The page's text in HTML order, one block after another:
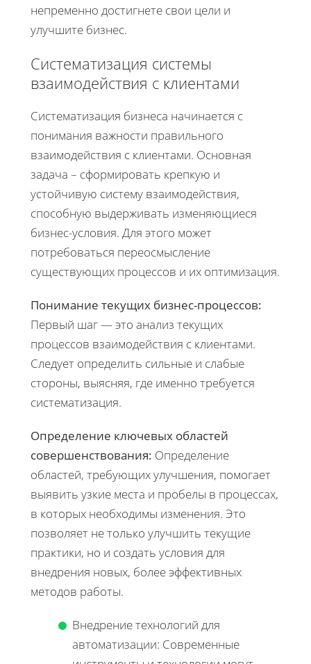
непременно достигнете свои цели и
улучшите бизнес.
Систематизация системы
взаимодействия с клиентами
Систематизация бизнеса начинается с
понимания важности правильного
взаимодействия с клиентами. Основная
задача – сформировать крепкую и
устойчивую систему взаимодействия,
способную выдерживать изменяющиеся
бизнес-условия. Для этого может
потребоваться переосмысление
существующих процессов и их оптимизация.
Понимание текущих бизнес-процессов:
Первый шаг — это анализ текущих
процессов взаимодействия с клиентами.
Следует определить сильные и слабые
стороны, выясняя, где именно требуется
систематизация.
Определение ключевых областей
совершенствования: Определение
областей, требующих улучшения, помогает
выявить узкие места и пробелы в процессах,
в которых необходимы изменения. Это
позволяет не только улучшить текущие
практики, но и создать условия для
внедрения новых, более эффективных
методов работы.
Внедрение технологий для
автоматизации: Современные